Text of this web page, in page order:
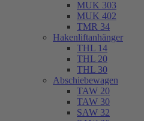
MUK 303
MUK 402
TMR 34
Hakenliftanhänger
THL 14
THL 20
THL 30
Abschiebewagen
TAW 20
TAW 30
SAW 32